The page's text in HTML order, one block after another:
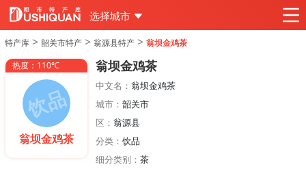
选择城市
特产库 > 韶关市特产 > 翁源县特产 > 翁坝金鸡茶
热度：110℃
翁坝金鸡茶
翁坝金鸡茶
中文名： 翁坝金鸡茶
城市： 韶关市
区： 翁源县
分类： 饮品
细分类别： 茶